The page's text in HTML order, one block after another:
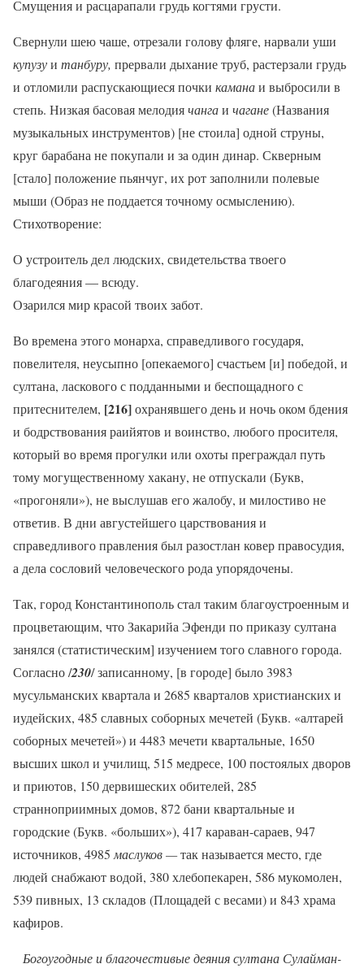
Смущения и расцарапали грудь когтями грусти.
Свернули шею чаше, отрезали голову фляге, нарвали уши
купузуи танбуру, прервали дыхание труб, растерзали грудь
и отломили распускающиеся почки каманаи выбросили в
степь. Низкая басовая мелодиячангаи чагане(Названия
музыкальных инструментов) [не стоила] одной струны,
круг барабана не покупали и за один динар. Скверным
[стало] положение пьянчуг, их рот заполнили полевые
мыши (Образ не поддается точному осмыслению).
Стихотворение:
О устроитель дел людских, свидетельства твоего
благодеяния — всюду.
Озарился мир красой твоих забот.
Во времена этого монарха, справедливого государя,
повелителя, неусыпно [опекаемого] счастьем [и] победой, и
султана, ласкового с подданными и беспощадного с
притеснителем, [216]охранявшего день и ночь оком бдения
и бодрствования раийятов и воинство, любого просителя,
который во время прогулки или охоты преграждал путь
тому могущественному хакану, не отпускали (Букв,
«прогоняли»), не выслушав его жалобу, и милостиво не
ответив. В дни августейшего царствования и
справедливого правления был разостлан ковер правосудия,
а дела сословий человеческого рода упорядочены.
Так, город Константинополь стал таким благоустроенным и
процветающим, что Закарийа Эфенди по приказу султана
занялся (статистическим] изучением того славного города.
Согласно /230/ записанному, [в городе] было 3983
мусульманских квартала и 2685 кварталов христианских и
иудейских, 485 славных соборных мечетей (Букв. «алтарей
соборных мечетей») и 4483 мечети квартальные, 1650
высших школ и училищ, 515 медресе, 100 постоялых дворов
и приютов, 150 дервишеских обителей, 285
странноприимных домов, 872 бани квартальные и
городские (Букв. «больших»), 417 караван-сараев, 947
источников, 4985 маслуков —так называется место, где
людей снабжают водой, 380 хлебопекарен, 586 мукомолен,
539 пивных, 13 складов (Площадей с весами) и 843 храма
кафиров.
Богоугодные и благочестивые деяния султана Сулайман-